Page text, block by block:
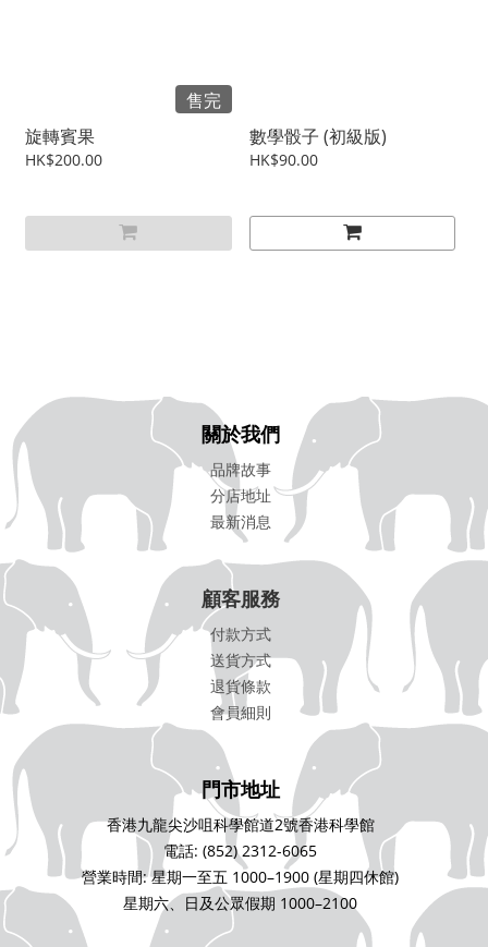
售完
旋轉賓果
HK$200.00
數學骰子 (初級版)
HK$90.00
關於我們
品牌故事
分店地址
最新消息
顧客服務
付款方式
送貨方式
退貨條款
會員細則
門市地址
香港九龍尖沙咀科學館道2號香港科學館
電話: (852) 2312-6065
營業時間: 星期一至五 1000–1900 (星期四休館)
星期六、日及公眾假期 1000–2100